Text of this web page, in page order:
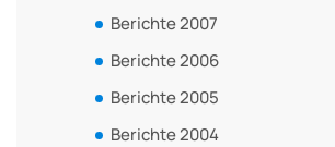
Berichte 2007
Berichte 2006
Berichte 2005
Berichte 2004